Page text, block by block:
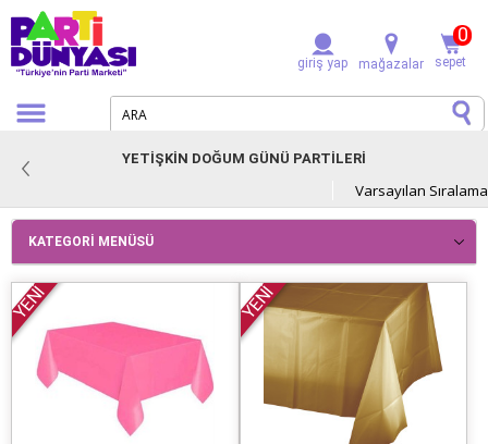
giriş yap mağazalar sepet
0
YETİŞKİN DOĞUM GÜNÜ PARTİLERİ
KATEGORI MENÜSÜ
YENİ YENİ